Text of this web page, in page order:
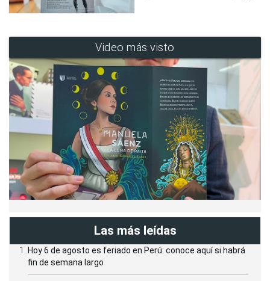
Video más visto
Las más leídas
Hoy 6 de agosto es feriado en Perú: conoce aquí si habrá
fin de semana largo